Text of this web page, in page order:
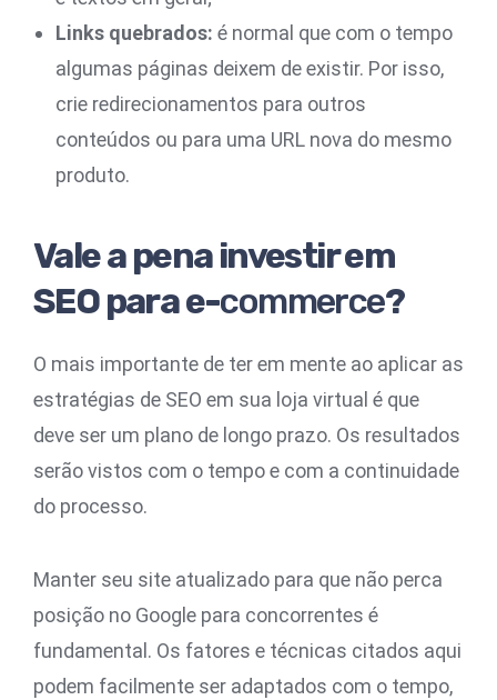
Links quebrados: é normal que com o tempo
algumas páginas deixem de existir. Por isso,
crie redirecionamentos para outros
conteúdos ou para uma URL nova do mesmo
produto.
Vale a pena investir em
SEO para e-commerce?
O mais importante de ter em mente ao aplicar as
estratégias de SEO em sua loja virtual é que
deve ser um plano de longo prazo. Os resultados
serão vistos com o tempo e com a continuidade
do processo.
Manter seu site atualizado para que não perca
posição no Google para concorrentes é
fundamental. Os fatores e técnicas citados aqui
podem facilmente ser adaptados com o tempo,